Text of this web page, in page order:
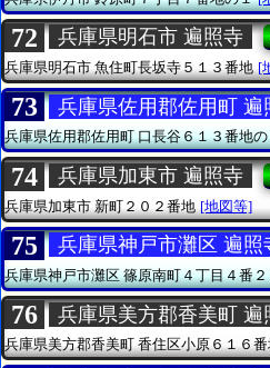
72 兵庫県明石市 遍照寺
兵庫県明石市 魚住町長坂寺５１３番地 [
73 兵庫県佐用郡佐用町 遍
兵庫県佐用郡佐用町口長谷６１３番地
74 兵庫県加東市 遍照寺
兵庫県加東市 新町２０２番地 [地図等]
75 兵庫県神戸市灘区 遍照
兵庫県神戸市灘区篠原南町４丁目４番
76 兵庫県美方郡香美町 遍
兵庫県美方郡香美町香住区小原６１６